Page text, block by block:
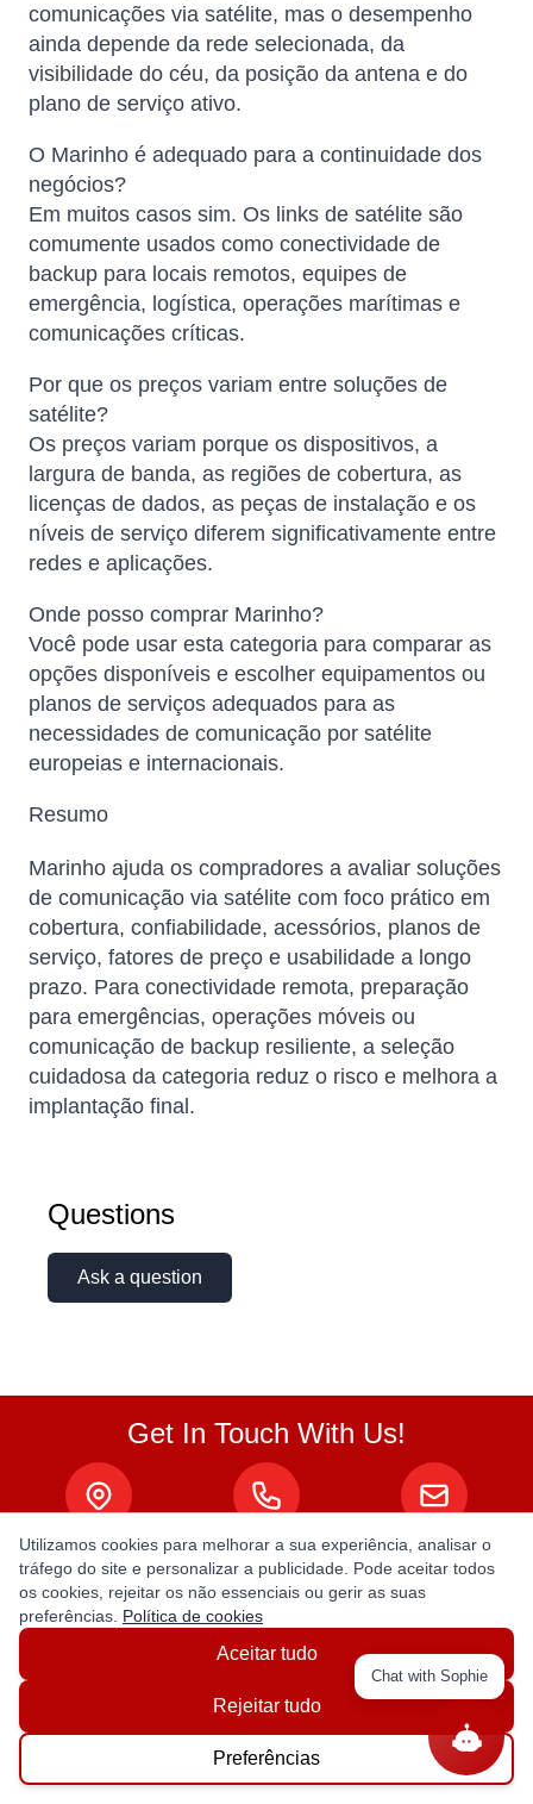
comunicações via satélite, mas o desempenho
ainda depende da rede selecionada, da
visibilidade do céu, da posição da antena e do
plano de serviço ativo.
O Marinho é adequado para a continuidade dos
negócios?
Em muitos casos sim. Os links de satélite são
comumente usados ​​como conectividade de
backup para locais remotos, equipes de
emergência, logística, operações marítimas e
comunicações críticas.
Por que os preços variam entre soluções de
satélite?
Os preços variam porque os dispositivos, a
largura de banda, as regiões de cobertura, as
licenças de dados, as peças de instalação e os
níveis de serviço diferem significativamente entre
redes e aplicações.
Onde posso comprar Marinho?
Você pode usar esta categoria para comparar as
opções disponíveis e escolher equipamentos ou
planos de serviços adequados para as
necessidades de comunicação por satélite
europeias e internacionais.
Resumo
Marinho ajuda os compradores a avaliar soluções
de comunicação via satélite com foco prático em
cobertura, confiabilidade, acessórios, planos de
serviço, fatores de preço e usabilidade a longo
prazo. Para conectividade remota, preparação
para emergências, operações móveis ou
comunicação de backup resiliente, a seleção
cuidadosa da categoria reduz o risco e melhora a
implantação final.
Questions
Ask a question
Get In Touch With Us!
ABOUT
About Us
Utilizamos cookies para melhorar a sua experiência, analisar o
tráfego do site e personalizar a publicidade. Pode aceitar todos
os cookies, rejeitar os não essenciais ou gerir as suas
preferências. Política de cookies
Aceitar tudo
Rejeitar tudo
Preferências
Chat with Sophie
Sophie
Online — typically replies instantly